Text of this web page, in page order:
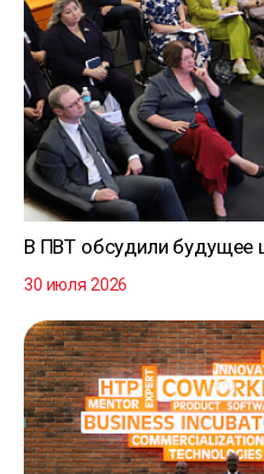
В ПВТ обсудили будущее
30 июля 2026